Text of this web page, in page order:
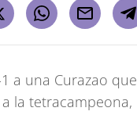
a una Curazao que
la tetracampeona,